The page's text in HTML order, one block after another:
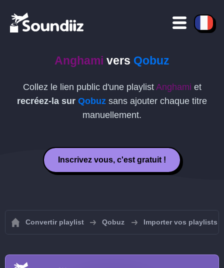
Anghami vers Qobuz
Collez le lien public d'une playlist Anghami et
recréez-la sur Qobuz sans ajouter chaque titre
manuellement.
Inscrivez vous, c'est gratuit !
Convertir playlist Qobuz Importer vos playlists